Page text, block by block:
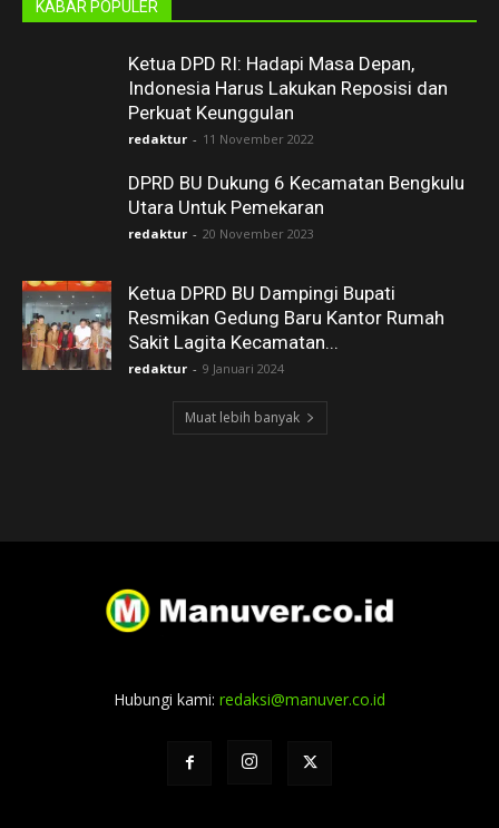
KABAR POPULER
Ketua DPD RI: Hadapi Masa Depan,
Indonesia Harus Lakukan Reposisi dan
Perkuat Keunggulan
redaktur - 11 November 2022
DPRD BU Dukung 6 Kecamatan Bengkulu
Utara Untuk Pemekaran
redaktur - 20 November 2023
Ketua DPRD BU Dampingi Bupati
Resmikan Gedung Baru Kantor Rumah
Sakit Lagita Kecamatan...
redaktur - 9 Januari 2024
Muat lebih banyak
Hubungi kami: redaksi@manuver.co.id